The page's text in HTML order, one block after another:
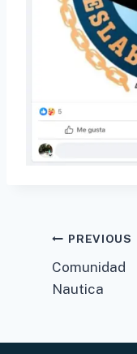
Post
navigation
PREVIOUS
Comunidad
Nautica